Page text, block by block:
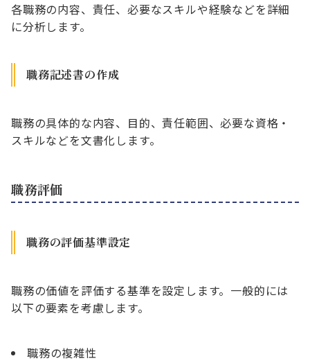
各職務の内容、責任、必要なスキルや経験などを詳細
に分析します。
職務記述書の作成
職務の具体的な内容、目的、責任範囲、必要な資格・
スキルなどを文書化します。
職務評価
職務の評価基準設定
職務の価値を評価する基準を設定します。一般的には
以下の要素を考慮します。
職務の複雑性